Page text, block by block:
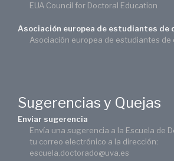
EUA Council for Doctoral Education
Asociación europea de estudiantes de
Asociación europea de estudiantes de
Sugerencias y Quejas
Enviar sugerencia
Envía una sugerencia a la Escuela de
tu correo electrónico a la dirección:
escuela.doctorado@uva.es